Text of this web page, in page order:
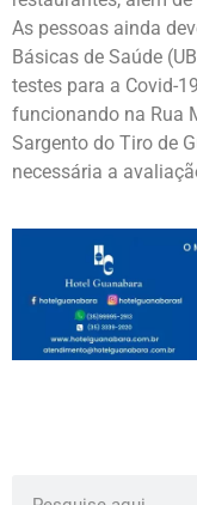
As pessoas ainda
Básicas de Saúde
testes para a Covid-
funcionando na Rua
Sargento do Tiro de
necessária a